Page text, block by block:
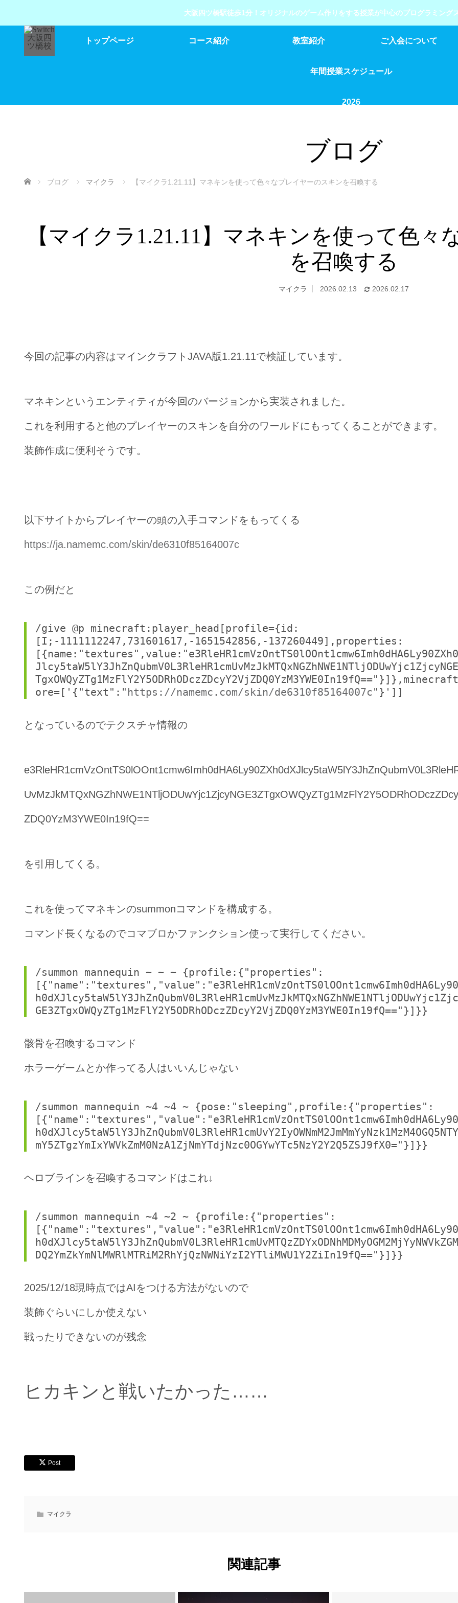
大阪四ツ橋駅徒歩1分！オリジナルのゲーム作りをする授業が中心のプログラミング
トップページ コース紹介 教室紹介 ご入会について
年間授業スケジュール
2026
ブログ
ホーム ブログ マイクラ 【マイクラ1.21.11】マネキンを使って色々なプレイヤーのスキンを召喚する
【マイクラ1.21.11】マネキンを使って色々
を召喚する
マイクラ 2026.02.13 2026.02.17
今回の記事の内容はマインクラフトJAVA版1.21.11で検証しています。
マネキンというエンティティが今回のバージョンから実装されました。
これを利用すると他のプレイヤーのスキンを自分のワールドにもってくることができます。
装飾作成に便利そうです。
以下サイトからプレイヤーの頭の入手コマンドをもってくる
https://ja.namemc.com/skin/de6310f85164007c
この例だと
/give @p minecraft:player_head[profile={id:
[I;-1111112247,731601617,-1651542856,-137260449],properties:
ore=['{"text":" https://namemc.com/skin/de6310f85164007c"}']]
となっているのでテクスチャ情報の
ZDQ0YzM3YWE0In19fQ==
を引用してくる。
これを使ってマネキンのsummonコマンドを構成する。
コマンド長くなるのでコマブロかファンクション使って実行してください。
/summon mannequin ~ ~ ~ {profile:{"properties":
GE3ZTgxOWQyZTg1MzFlY2Y5ODRhODczZDcyY2VjZDQ0YzM3YWE0In19fQ=="}]}}
骸骨を召喚するコマンド
ホラーゲームとか作ってる人はいいんじゃない
/summon mannequin ~4 ~4 ~ {pose:"sleeping",profile:{"properties":
mY5ZTgzYmIxYWVkZmM0NzA1ZjNmYTdjNzc0OGYwYTc5NzY2Y2Q5ZSJ9fX0="}]}}
ヘロブラインを召喚するコマンドはこれ↓
/summon mannequin ~4 ~2 ~ {profile:{"properties":
DQ2YmZkYmNlMWRlMTRiM2RhYjQzNWNiYzI2YTliMWU1Y2ZiIn19fQ=="}]}}
2025/12/18現時点ではAIをつける方法がないので
装飾ぐらいにしか使えない
戦ったりできないのが残念
ヒカキンと戦いたかった……
Post
マイクラ
関連記事